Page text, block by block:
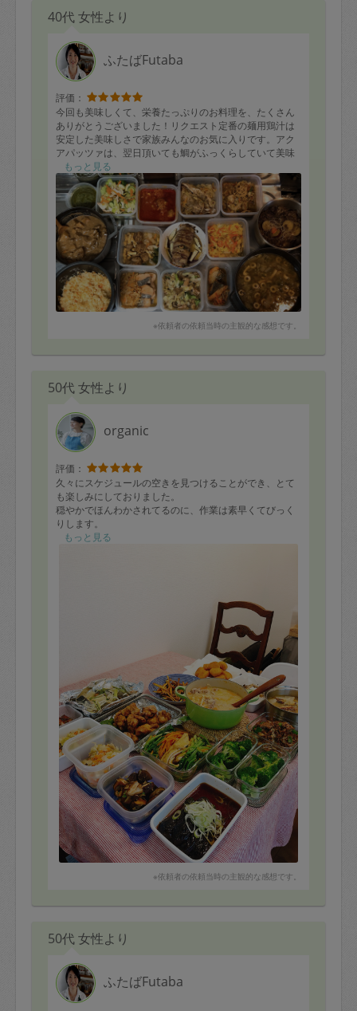
40代 女性より
ふたばFutaba
評価：
今回も美味しくて、栄養たっぷりのお料理を、たくさん
ありがとうございました！リクエスト定番の麺用鶏汁は
安定した美味しさで家族みんなのお気に入りです。アク
アパッツァは、翌日頂いても鯛がふっくらしていて美味
しかったです。牛肉とサツマイモの旨煮や、親子丼の具
など子供も好きな味付けのものも多く、子供たちの、食
がすすんでありがたいです。また次回もよろしくお願い
します。
■メニュー★冷凍可能
ブラウンソースのポークシチュー
真鯛のアクアパッツァ★
白菜と豆腐入り肉団子の煮浸し★
ちくわ入り人参ご飯★
りんごと鶏むね肉のサラダ
紫蘇、りんご、オリーブのドレッシング★
蓮根と青菜入りのインポルチーニ★
鮭の甘辛煮、えのき茸添え★
白菜と肉団子入りトマトソース★
秋鮭のソテー野菜添え(ナンプラー醤油)★
大人)鶏と蓮根の豆板醤炒め★
鶏とキャベツのハーブソテー★
もっと見る
※依頼者の依頼当時の主観的な感想です。
50代 女性より
organic
評価：
久々にスケジュールの空きを見つけることができ、とて
も楽しみにしておりました。
穏やかでほんわかされてるのに、作業は素早くてびっく
りします。
今週は美味しい作り置き料理のおかげで、のんびり過ご
もっと見る
※依頼者の依頼当時の主観的な感想です。
50代 女性より
ふたばFutaba